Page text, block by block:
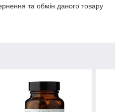
та обмін даного товару